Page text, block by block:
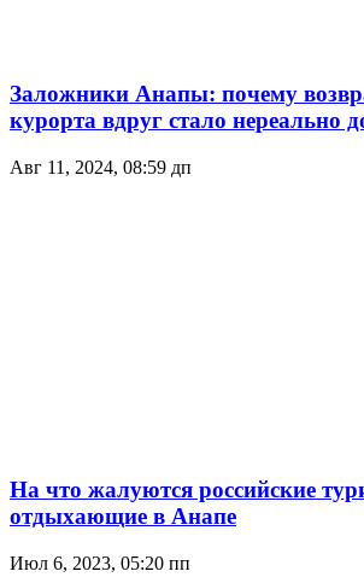
Заложники Анапы: почему
курорта вдруг стало нереально
Авг 11, 2024, 08:59 дп
На что жалуются российские
отдыхающие в Анапе
Июл 6, 2023, 05:20 пп